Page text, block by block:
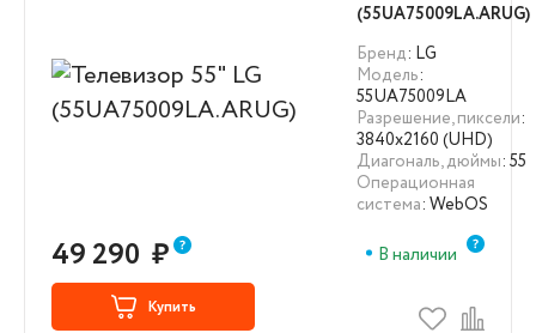
(55UA75009LA.ARUG)
Бренд: LG
Модель:
55UA75009LA
Разрешение, пиксели:
3840х2160 (UHD)
Диагональ, дюймы: 55
Операционная
система: WebOS
49 290 ₽ В наличии
Купить